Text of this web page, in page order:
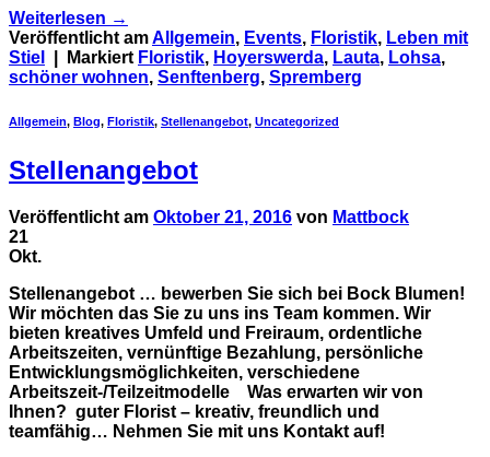
Weiterlesen →
Veröffentlicht amAllgemein, Events, Floristik, Leben mit
Stiel
Markiert Floristik, Hoyerswerda, Lauta, Lohsa,
schöner wohnen, Senftenberg, Spremberg
Allgemein, Blog, Floristik, Stellenangebot, Uncategorized
Stellenangebot
Veröffentlicht am Oktober 21, 2016 von Mattbock
21
Okt.
Stellenangebot … bewerben Sie sich bei Bock Blumen!
Wir möchten das Sie zu uns ins Team kommen. Wir
bieten kreatives Umfeld und Freiraum, ordentliche
Arbeitszeiten, vernünftige Bezahlung, persönliche
Entwicklungsmöglichkeiten, verschiedene
Arbeitszeit-/Teilzeitmodelle Was erwarten wir von
Ihnen? guter Florist – kreativ, freundlich und
teamfähig… Nehmen Sie mit uns Kontakt auf!